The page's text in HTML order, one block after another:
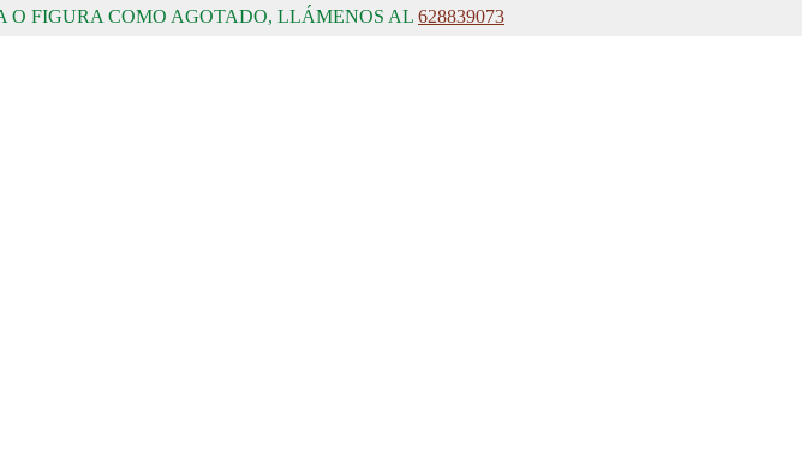
O FIGURA COMO AGOTADO, LLÁMENOS AL 628839073